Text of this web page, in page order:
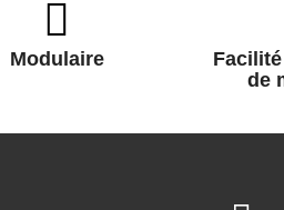
Modulaire
de